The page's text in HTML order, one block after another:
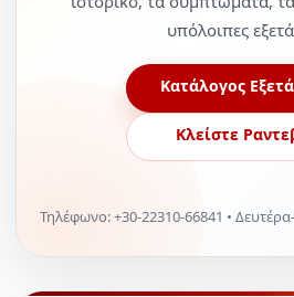
υπόλοιπες
Κατάλογος
Κλείστε
Τηλέφωνο: +30-22310-66841 •